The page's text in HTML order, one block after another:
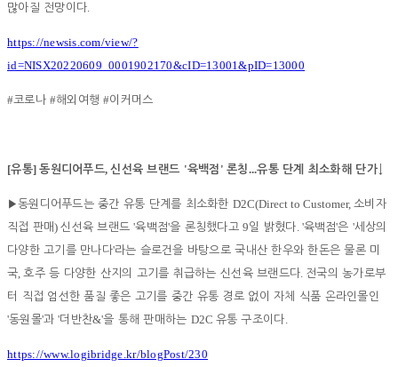
많아질 전망이다.
https://newsis.com/view/?
id=NISX20220609_0001902170&cID=13001&pID=13000
#코로나#해외여행#이커머스
[유통]동원디어푸드,신선육 브랜드 '육백점 '론칭...유통 단계 최소화해 단가↓
▶동원디어푸드는 중간 유통 단계를 최소화한 D2C(Direct to Customer, 소비자
직접 판매)신선육 브랜드'육백점'을 론칭했다고9일 밝혔다. '육백점'은 '세상의
다양한 고기를 만나다'라는 슬로건을 바탕으로 국내산 한우와 한돈은 물론 미
국,호주 등 다양한 산지의 고기를 취급하는 신선육 브랜드다. 전국의 농가로부
터 직접 엄선한 품질 좋은 고기를 중간 유통 경로 없이 자체 식품 온라인몰인
'동원몰'과'더반찬&'을 통해 판매하는 D2C 유통 구조이다.
https://www.logibridge.kr/blogPost/230